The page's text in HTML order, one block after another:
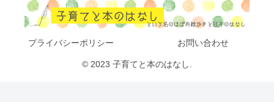
プライバシーポリシー お問い合わせ
© 2023 子育てと本のはなし.